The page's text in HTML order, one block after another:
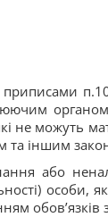
приписами
органом
не можуть
та іншим
або
особи,
обов’язків